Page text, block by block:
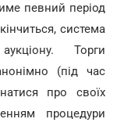
певний період
система
Торги
(під час
про своїх
процедури